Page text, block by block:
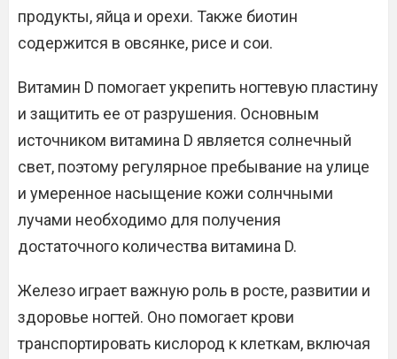
продукты, яйца и орехи. Также биотин
содержится в овсянке, рисе и сои.
Витамин D помогает укрепить ногтевую пластину
и защитить ее от разрушения. Основным
источником витамина D является солнечный
свет, поэтому регулярное пребывание на улице
и умеренное насыщение кожи солнчными
лучами необходимо для получения
достаточного количества витамина D.
Железо играет важную роль в росте, развитии и
здоровье ногтей. Оно помогает крови
транспортировать кислород к клеткам, включая